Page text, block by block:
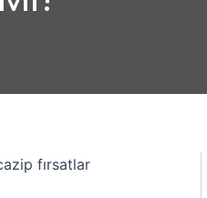
fırsatlar